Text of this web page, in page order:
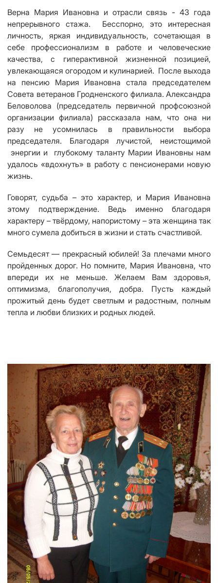
Верна Мария Ивановна и отрасли связь - 43 года
непрерывного стажа. Бесспорно, это интересная
личность, яркая индивидуальность, сочетающая в
себе профессионализм в работе и человеческие
качества, с гиперактивной жизненной позицией,
увлекающаяся огородом и кулинарией. После выхода
на пенсию Мария Ивановна стала председателем
Совета ветеранов Гродненского филиала. Александра
Беловолова (председатель первичной профсоюзной
организации филиала) рассказала нам, что она ни
разу не усомнилась в правильности выбора
председателя. Благодаря лучистой, неистощимой
энергии и глубокому таланту Марии Ивановны нам
удалось «вдохнуть» в работу с пенсионерами новую
жизнь.
Говорят, судьба – это характер, и Мария Ивановна
этому подтверждение. Ведь именно благодаря
характеру – твёрдому, напористому – эта женщина так
много сумела добиться в жизни и стать счастливой.
Семьдесят — прекрасный юбилей! За плечами много
пройденных дорог. Но помните, Мария Ивановна, что
впереди их не меньше. Желаем Вам здоровья,
оптимизма, благополучия, добра. Пусть каждый
прожитый день будет светлым и радостным, полным
тепла и любви близких и родных людей.